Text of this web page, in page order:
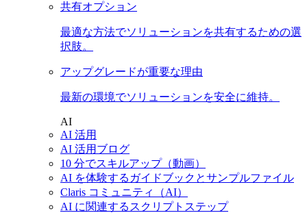
共有オプション
最適な方法でソリューションを共有するための選
択肢。
アップグレードが重要な理由
最新の環境でソリューションを安全に維持。
AI
AI 活用
AI 活用ブログ
10 分でスキルアップ（動画）
AI を体験するガイドブックとサンプルファイル
Claris コミュニティ（AI）
AI に関連するスクリプトステップ